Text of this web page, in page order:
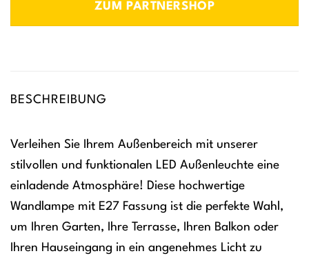
ZUM PARTNERSHOP
BESCHREIBUNG
Verleihen Sie Ihrem Außenbereich mit unserer
stilvollen und funktionalen LED Außenleuchte eine
einladende Atmosphäre! Diese hochwertige
Wandlampe mit E27 Fassung ist die perfekte Wahl,
um Ihren Garten, Ihre Terrasse, Ihren Balkon oder
Ihren Hauseingang in ein angenehmes Licht zu